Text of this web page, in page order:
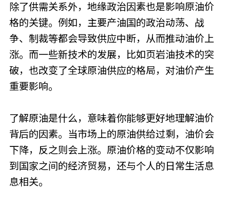
除了供需关系外，地缘政治因素也是影响原油价
格的关键。例如，主要产油国的政治动荡、战
争、制裁等都会导致供应中断，从而推动油价上
涨。而一些新技术的发展，比如页岩油技术的突
破，也改变了全球原油供应的格局，对油价产生
重要影响。
了解原油是什么，意味着你能够更好地理解油价
背后的因素。当市场上的原油供给过剩，油价会
下降，反之则会上涨。原油价格的变动不仅影响
到国家之间的经济贸易，还与个人的日常生活息
息相关。